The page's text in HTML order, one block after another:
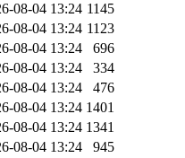
08-04 13:24 1145
08-04 13:24 1123
08-04 13:24
696
08-04 13:24
334
08-04 13:24
476
08-04 13:24 1401
08-04 13:24 1341
08-04 13:24
945